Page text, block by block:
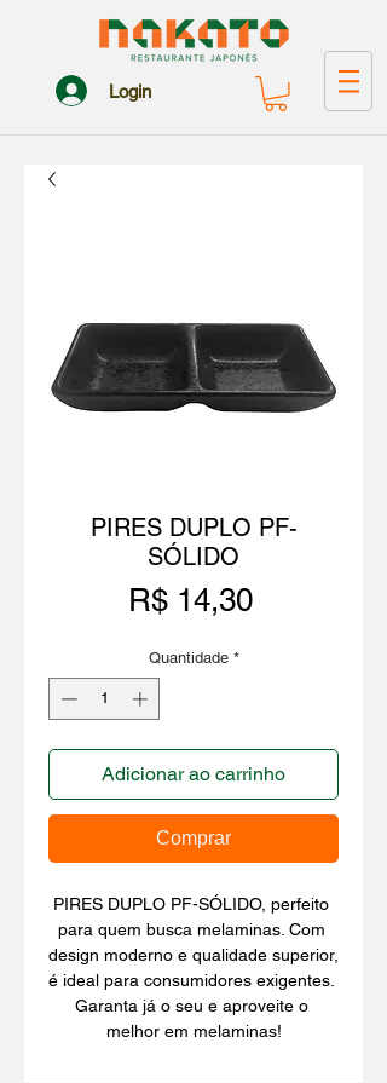
Login
PIRES DUPLO PF-
SÓLIDO
R$ 14,30Preço
Quantidade *
Adicionar ao carrinho
Comprar
PIRES DUPLO PF-SÓLIDO, perfeito
para quem busca melaminas. Com
design moderno e qualidade superior,
é ideal para consumidores exigentes.
Garanta já o seu e aproveite o
melhor em melaminas!